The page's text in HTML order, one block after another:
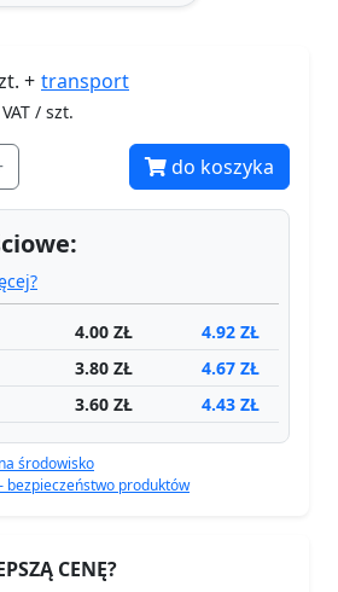
+ transport
/ szt.
do koszyka
4.00 ZŁ 4.92 ZŁ
3.80 ZŁ 4.67 ZŁ
3.60 ZŁ 4.43 ZŁ
środowisko
bezpieczeństwo produktów
CENĘ?